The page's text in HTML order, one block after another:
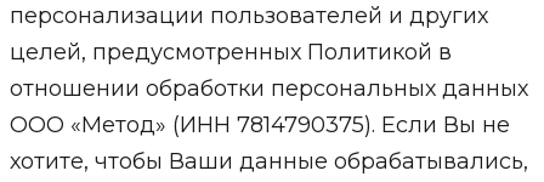
персонализации пользователей и других
целей, предусмотренных Политикой в
отношении обработки персональных данных
ООО «Метод» (ИНН 7814790375). Если Вы не
хотите, чтобы Ваши данные обрабатывались,